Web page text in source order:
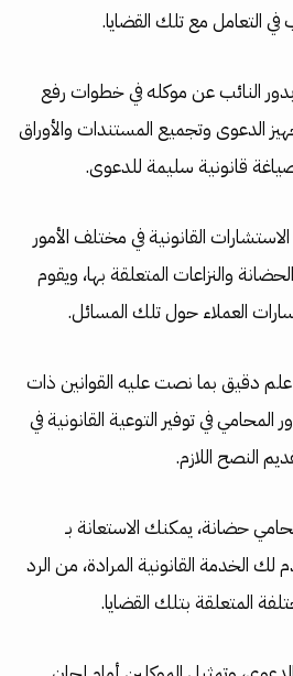
في التعامل مع تلك القضايا.
النائب عن موكله في خطوات رفع
الدعوى وتجميع المستندات والأوراق
قانونية سليمة للدعوى.
القانونية في مختلف الأمور
والنزاعات المتعلقة بها، ويقوم
العملاء حول تلك المسائل.
دقيق بما نصت عليه القوانين ذات
المحامي في توفير التوعية القانونية في
النصح اللازم.
حضانة، يمكنك الاستعانة بـ
الخدمة القانونية المرادة، من الرد
المتعلقة بتلك القضايا.